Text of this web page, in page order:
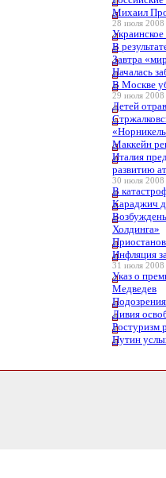
Михаил
28 июля 2008
В
Завтра
Началась
В Москве
29 июля 2008
Детей
Маккейн
Италия
развитию
30 июля 2008
В
Караджич
Холдинга»
Инфляция
31 июля 2008
Указ о
Медведев
Ливия
Ростуризм
Путин